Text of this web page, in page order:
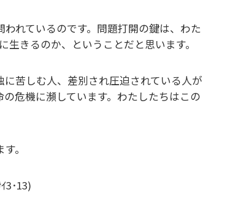
れているのです。問題打開の鍵は、わた
きるのか、ということだと思います。
苦しむ人、差別され圧迫されている人が
危機に瀕しています。わたしたちはこの
。
3･13)